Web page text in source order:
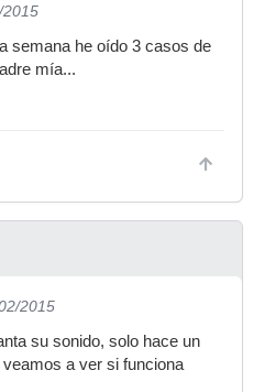
2015
semana he oído 3 casos de
mía...
2015
su sonido, solo hace un
a ver si funciona